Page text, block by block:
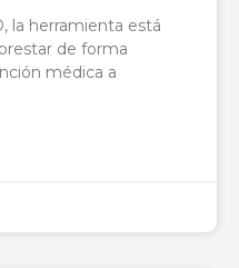
la herramienta está
de forma
médica a